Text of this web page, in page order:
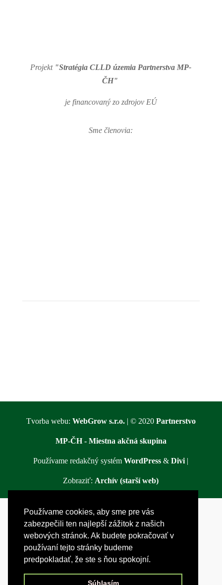
Používame cookies, aby sme pre vás
zabezpečili ten najlepší zážitok z našich
webových stránok. Ak budete pokračovať v
používaní tejto stránky budeme
predpokladať, že ste s ňou spokojní.
Súhlasím
Projekt "Stratégia CLLD územia Partnerstva MP-
ČH"
je financovaný zo zdrojov EÚ
Sme členovia:
Tvorba webu: WebGrow s.r.o.| © 2020 Partnerstvo
MP-ČH - Miestna akčná skupina
Používame redakčný systémWordPress &Divi |
Zobraziť: Archív (starší web)